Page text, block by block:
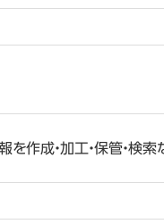
作成・加工・保管・検索